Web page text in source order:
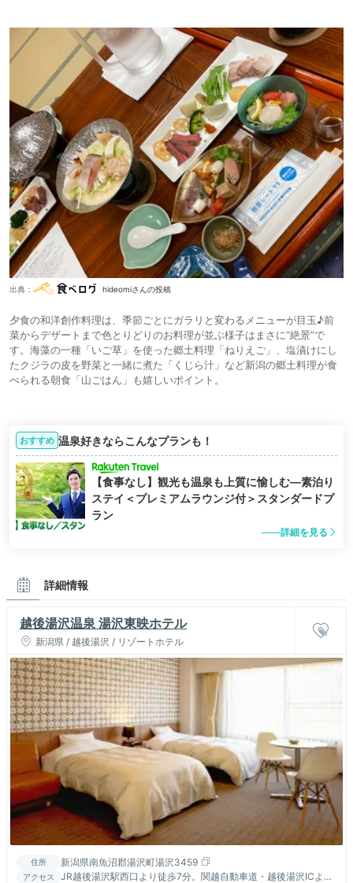
出典： hideomiさんの投稿
夕食の和洋創作料理は、季節ごとにガラリと変わるメニューが目玉♪前
菜からデザートまで色とりどりのお料理が並ぶ様子はまさに“絶景”で
す。海藻の一種「いご草」を使った郷土料理「ねりえご」、塩漬けにし
たクジラの皮を野菜と一緒に煮た「くじら汁」など新潟の郷土料理が食
べられる朝食「山ごはん」も嬉しいポイント。
おすすめ 温泉好きならこんなプランも！
【食事なし】観光も温泉も上質に愉しむ―素泊り
ステイ＜プレミアムラウンジ付＞スタンダードプ
ラン
詳細を見る
詳細情報
越後湯沢温泉 湯沢東映ホテル
新潟県 / 越後湯沢 / リゾートホテル
住所 新潟県南魚沼郡湯沢町湯沢3459
アクセス
JR越後湯沢駅西口より徒歩7分。関越自動車道・越後湯沢ICより